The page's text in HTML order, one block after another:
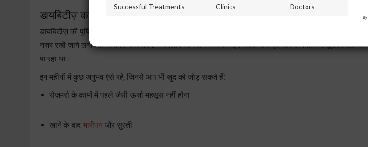
Successful Treatments Clinics Doctors
By
डायबिटीज़ का पता चलने के बाद शुरुआती 6 महीने कैसे बीते?
डायबिटीज़ की पुष्टि होने के बाद शुरुआती महीने अक्सर सबसे ज़्यादा उलझन भरे होते हैं। ध्रुव दत्ता के साथ भी यही हुआ।
नज़र रखी जाने लगी और रोज़मर्रा की ज़िंदगी में बदलाव आने लगे। लेकिन इन सबके बीच एक बात लगातार महसूस हो रही
पा रहा था।
इन महीनों में कुछ अनुभव ऐसे रहे, जिनसे आप भी खुद को जोड़ सकते हैं:
रोज़मर्रा के कामों में पहले जैसी ऊर्जा महसूस नहीं होना
खाने के बाद भारीपन और सुस्ती